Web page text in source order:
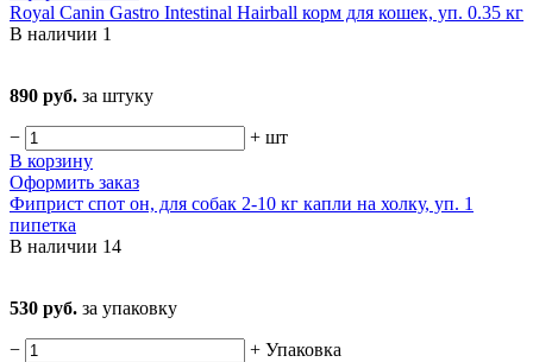
Royal Canin Gastro Intestinal Hairball корм для кошек, уп. 0.35 кг
В наличии 1
890 руб. за штуку
− + шт
В корзину
Оформить заказ
Фиприст спот он, для собак 2-10 кг капли на холку, уп. 1
пипетка
В наличии 14
530 руб. за упаковку
− + Упаковка